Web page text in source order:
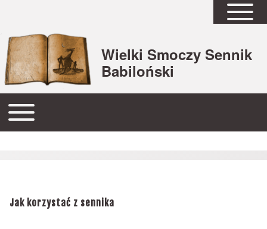
Wielki Smoczy Sennik
Babiloński
Główna nawigacja
Open or Close horizontal Main Menu
Jak korzystać z sennika